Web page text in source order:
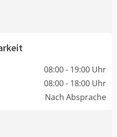
08:00 - 19:00 Uhr
08:00 - 18:00 Uhr
Nach Absprache